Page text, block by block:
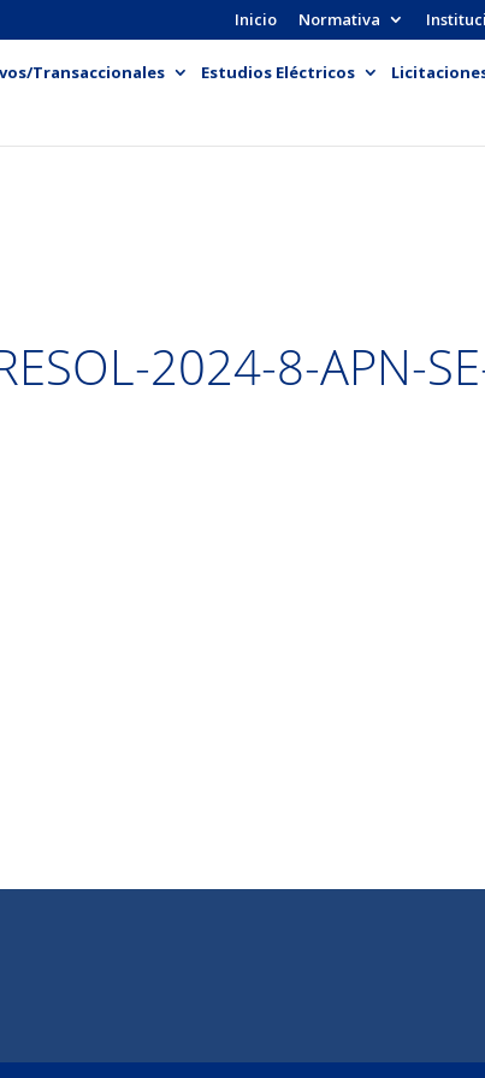
Inicio Normativa
Transaccionales Estudios Eléctricos
2024-8-APN-